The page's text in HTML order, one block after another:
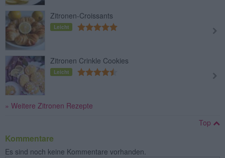
Zitronen-Croissants
Leicht
Zitronen Crinkle Cookies
Leicht
» Weitere Zitronen Rezepte
Top
Kommentare
Es sind noch keine Kommentare vorhanden.